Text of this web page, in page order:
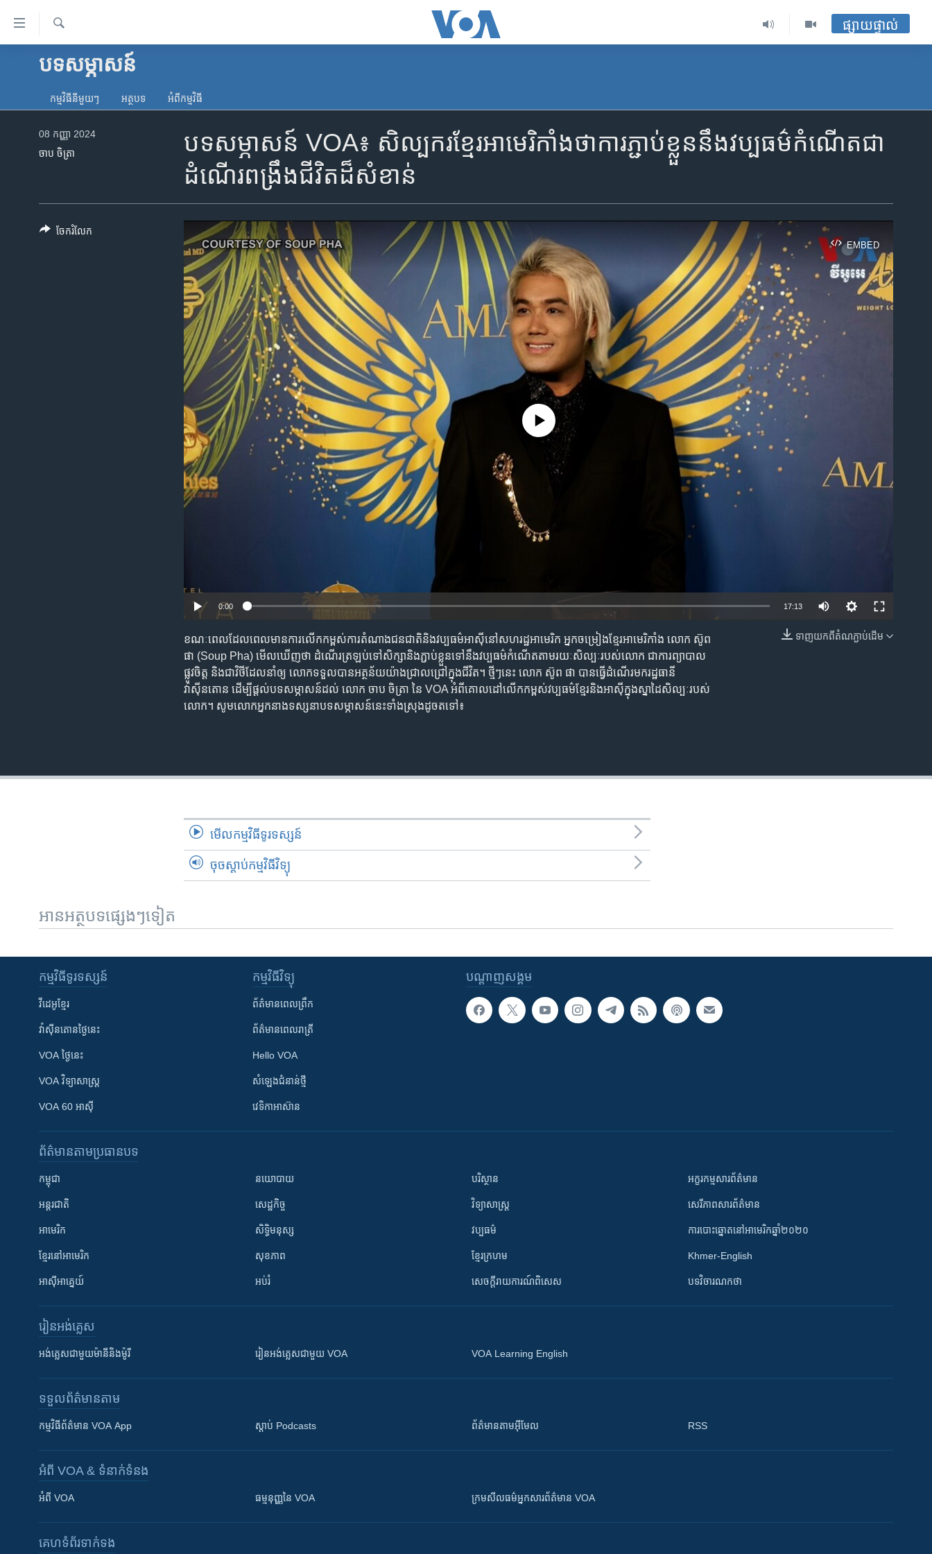
ទៅ​
គេហទំព័រ​
ទាក់ទង
និង​អាមេរិក
ទូរទស្សន៍ / វីដេអូ​
រក
ផ្សាយផ្ទាល់
បទ​សម្ភាសន៍
កម្មវិធី​នីមួយៗ អត្ថបទ​ អំពី​កម្មវិធី​
បទសម្ភាសន៍ VOA៖ សិល្បករ​ខ្មែរ​អាមេរិកាំង​ថា​ការភ្ជាប់ខ្លួន​នឹង​​​វប្បធម៌​កំណើត​ជា​
ដំណើរ​ពង្រឹង​ជីវិត​ដ៏សំខាន់
08 កញ្ញា 2024
ចាប ចិត្រា
EMBED
EMBED
No media source currently available
0:00 17:13
ទាញ​យក​ពី​តំណភ្ជាប់​ដើម
ខណៈពេល​ដែល​ពេល​មាន​ការ​លើក​កម្ពស់​ការ​តំណាង​ជនជាតិ​និង​វប្បធម៌​អាស៊ី​នៅ​សហរដ្ឋ​អាមេរិក អ្នកចម្រៀង​ខ្មែរ​អាមេរិកាំង លោក ស៊ូព
ផា (Soup Pha) មើល​ឃើញ​ថា​ ដំណើរ​​ត្រឡប់​ទៅ​សិក្សា​និង​ភ្ជាប់​ខ្លួន​ទៅ​នឹង​​​​វប្បធម៌​កំណើតតាម​រយៈសិល្បៈ​​របស់​លោក ជា​ការ​ព្យាបាល​
ផ្លូវ​ចិត្ត និង​ជា​វិថី​ដែល​នាំ​ឲ្យ លោក​ទទួល​បាន​អត្ថន័យ​យ៉ាង​ជ្រាលជ្រៅ​ក្នុង​ជីវិត។ ថ្មីៗ​នេះ លោក ស៊ូព ផា បាន​ធ្វើដំណើរ​មក​រដ្ឋធានី​
វ៉ាស៊ីនតោន ដើម្បី​ផ្តល់​បទសម្ភាសន៍​ដល់ លោក ចាប ចិត្រា នៃ VOA អំពី​គោលដៅ​លើក​កម្ពស់​វប្បធម៌​ខ្មែរ​និង​អាស៊ី​ក្នុងស្នាដៃ​សិល្បៈរបស់​
លោក។ សូម​លោក​អ្នកនាង​ទស្សនា​បទសម្ភាសន៍​នេះទាំងស្រុង​ដូចតទៅ៖
ចែករំលែក
មើល​កម្មវិធី​ទូរទស្សន៍
ចុចស្តាប់កម្មវិធីវិទ្យុ
អានអត្ថបទផ្សេងៗទៀត
បណ្តាញ​សង្គម
កម្មវិធី​ទូរទស្សន៍
វីដេអូ​ខ្មែរ
វ៉ាស៊ីនតោន​ថ្ងៃ​នេះ
VOA ថ្ងៃនេះ
VOA ​វិទ្យាសាស្ត្រ
VOA 60 អាស៊ី
កម្មវិធី​វិទ្យុ
ព័ត៌មាន​ពេល​ព្រឹក
ព័ត៌មាន​​ពេល​រាត្រី
Hello VOA
សំឡេង​ជំនាន់​ថ្មី
វេទិកា​អាស៊ាន
ព័ត៌មាន​តាមប្រធានបទ​
កម្ពុជា
អន្តរជាតិ
អាមេរិក
ខ្មែរ​នៅអាមេរិក
អាស៊ីអាគ្នេយ៍
នយោបាយ
សេដ្ឋកិច្ច
សិទ្ធិមនុស្ស
សុខភាព
អប់រំ
បរិស្ថាន
វិទ្យាសាស្រ្ត
វប្បធម៌
ខ្មែរក្រហម
សេចក្តីរាយការណ៍ពិសេស
អក្ខរកម្មសារព័ត៌មាន
សេរីភាពសារព័ត៌មាន
ការបោះឆ្នោតនៅអាមេរិកឆ្នាំ២០២០
Khmer-English
បទវិចារណកថា
រៀន​​អង់គ្លេស
អង់គ្លេស​ជាមួយ​ម៉ានី​និង​ម៉ូរី រៀន​​​​​​អង់គ្លេស​​ជាមួយ VOA VOA Learning English
ទទួល​ព័ត៌មាន​តាម
កម្មវិធី​ព័ត៌មាន VOA App ស្តាប់ Podcasts ព័ត៌មាន​តាម​អ៊ីមែល RSS
អំពី​ VOA & ទំនាក់ទំនង
អំពី​ VOA ធម្មនុញ្ញ​នៃ VOA ក្រម​​​សីលធម៌​​​អ្នក​​​សារព័ត៌មាន VOA
គេហទំព័រ​​ទាក់ទង